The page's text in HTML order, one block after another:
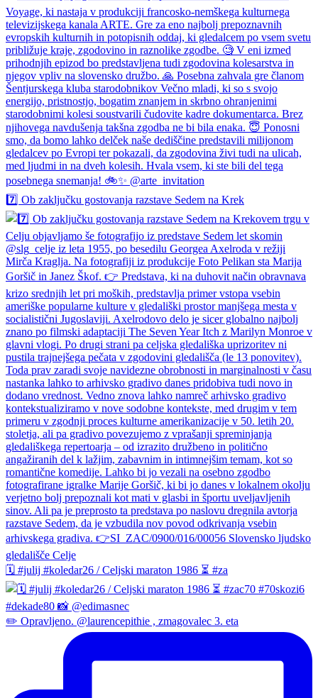
7️⃣ Ob zaključku gostovanja razstave Sedem na Krek
🗓️ #julij #koledar26 / Celjski maraton 1986 ⏳ #za
✏️ Opravljeno. @laurencepithie , zmagovalec 3. eta